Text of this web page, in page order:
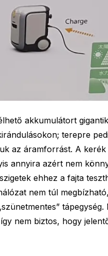
akkumulátort
terepre
az áramforrást. A
annyira azért nem
ehhez a fajta
nem túl
tápegység.
nem biztos, hogy